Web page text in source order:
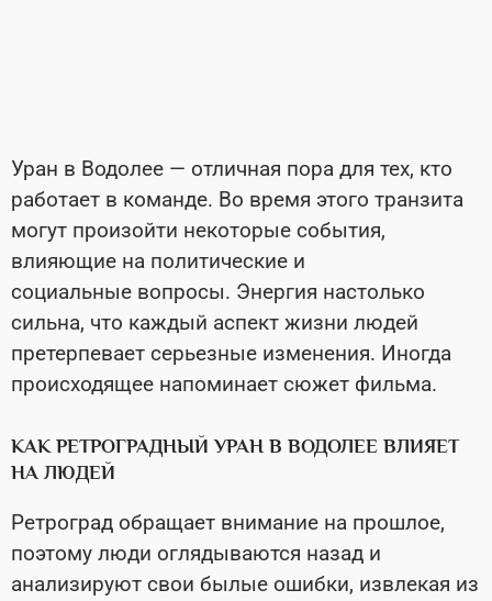
Уран в Водолее — отличная пора для тех, кто
работает в команде. Во время этого транзита
могут произойти некоторые события,
влияющие на политические и
социальные вопросы. Энергия настолько
сильна, что каждый аспект жизни людей
претерпевает серьезные изменения. Иногда
происходящее напоминает сюжет фильма.
КАК РЕТРОГРАДНЫЙ УРАН В ВОДОЛЕЕ ВЛИЯЕТ
НА ЛЮДЕЙ
Ретроград обращает внимание на прошлое,
поэтому люди оглядываются назад и
анализируют свои былые ошибки, извлекая из